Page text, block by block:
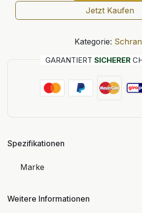
Jetzt Kaufen
Kategorie:
GARANTIERT SICHERER
Spezifikationen
Marke
Weitere Informationen